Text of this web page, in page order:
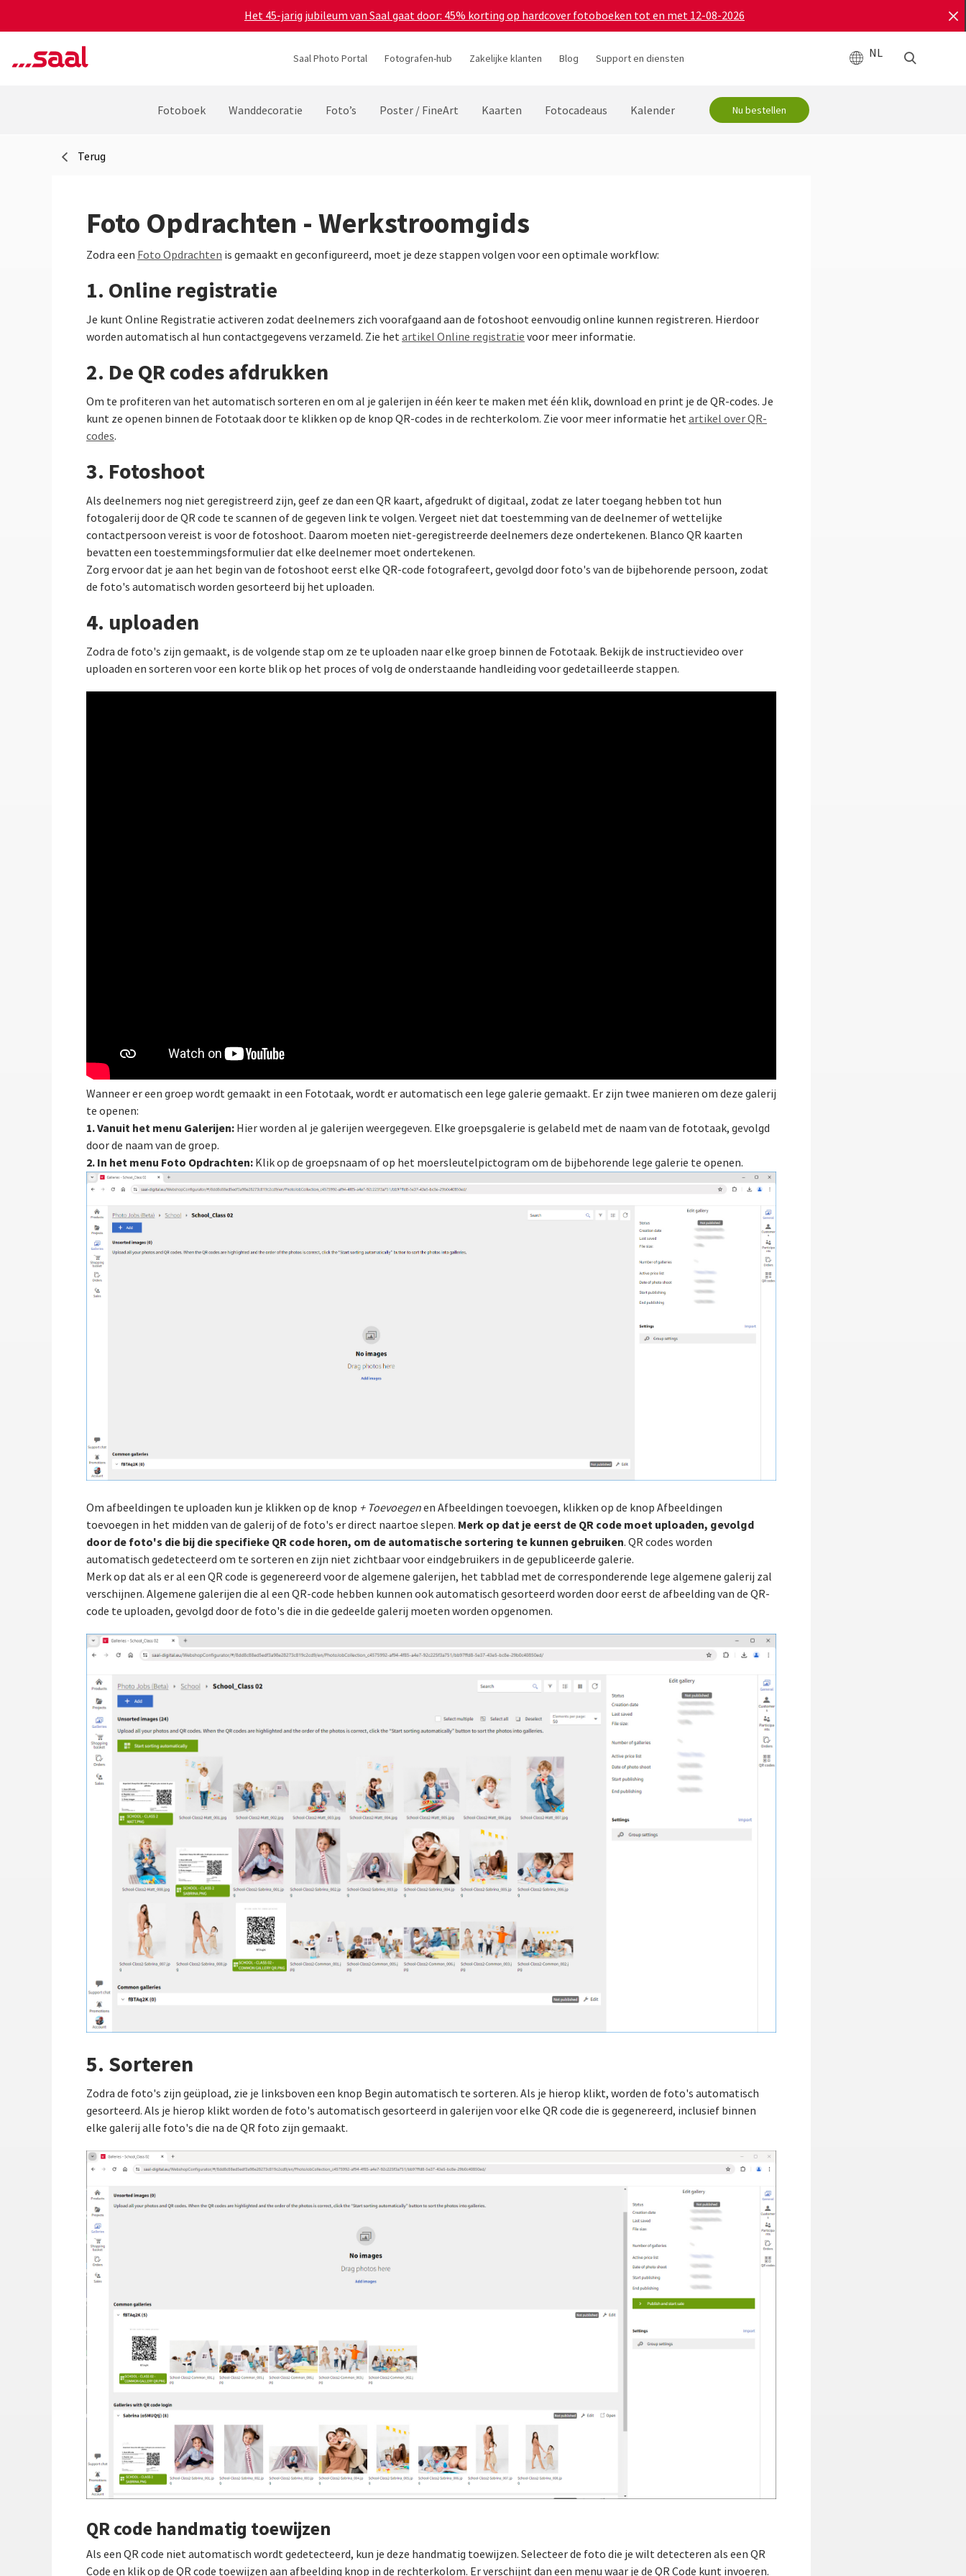
Het 45-jarig jubileum van Saal gaat door: 45% korting op hardcover fotoboeken tot en met 12-08-2026
Saal Photo Portal Fotografen-hub Zakelijke klanten Blog Support en diensten NL
Fotoboek Wanddecoratie Foto’s Poster / FineArt Kaarten Fotocadeaus Kalender Nu bestellen
Terug
Foto Opdrachten - Werkstroomgids
Zodra een Foto Opdrachten is gemaakt en geconfigureerd, moet je deze stappen volgen voor een optimale workflow:
1. Online registratie
Je kunt Online Registratie activeren zodat deelnemers zich voorafgaand aan de fotoshoot eenvoudig online kunnen registreren. Hierdoor
worden automatisch al hun contactgegevens verzameld. Zie hetartikel Online registratie voor meer informatie.
2. De QR codes afdrukken
Om te profiteren van het automatisch sorteren en om al je galerijen in één keer te maken met één klik, download en print je de QR-codes. Je
kunt ze openen binnen de Fototaak door te klikken op de knop QR-codes in de rechterkolom. Zie voor meer informatie hetartikel over QR-
codes.
3. Fotoshoot
Als deelnemers nog niet geregistreerd zijn, geef ze dan een QR kaart, afgedrukt of digitaal, zodat ze later toegang hebben tot hun
fotogalerij door de QR code te scannen of de gegeven link te volgen. Vergeet niet dat toestemming van de deelnemer of wettelijke
contactpersoon vereist is voor de fotoshoot. Daarom moeten niet-geregistreerde deelnemers deze ondertekenen. Blanco QR kaarten
bevatten een toestemmingsformulier dat elke deelnemer moet ondertekenen.
Zorg ervoor dat je aan het begin van de fotoshoot eerst elke QR-code fotografeert, gevolgd door foto's van de bijbehorende persoon, zodat
de foto's automatisch worden gesorteerd bij het uploaden.
4. uploaden
Zodra de foto's zijn gemaakt, is de volgende stap om ze te uploaden naar elke groep binnen de Fototaak. Bekijk de instructievideo over
uploaden en sorteren voor een korte blik op het proces of volg de onderstaande handleiding voor gedetailleerde stappen.
Wanneer er een groep wordt gemaakt in een Fototaak, wordt er automatisch een lege galerie gemaakt. Er zijn twee manieren om deze galerij
te openen:
1. Vanuit het menu Galerijen: Hier worden al je galerijen weergegeven. Elke groepsgalerie is gelabeld met de naam van de fototaak, gevolgd
door de naam van de groep.
2. In het menu Foto Opdrachten: Klik op de groepsnaam of op het moersleutelpictogram om de bijbehorende lege galerie te openen.
Om afbeeldingen te uploaden kun je klikken op de knop + Toevoegenen Afbeeldingen toevoegen, klikken op de knop Afbeeldingen
toevoegen in het midden van de galerij of de foto's er direct naartoe slepen. Merk op dat je eerst de QR code moet uploaden, gevolgd
door de foto's die bij die specifieke QR code horen, om de automatische sortering te kunnen gebruiken. QR codes worden
automatisch gedetecteerd om te sorteren en zijn niet zichtbaar voor eindgebruikers in de gepubliceerde galerie.
Merk op dat als er al een QR code is gegenereerd voor de algemene galerijen, het tabblad met de corresponderende lege algemene galerij zal
verschijnen. Algemene galerijen die al een QR-code hebben kunnen ook automatisch gesorteerd worden door eerst de afbeelding van de QR-
code te uploaden, gevolgd door de foto's die in die gedeelde galerij moeten worden opgenomen.
5. Sorteren
Zodra de foto's zijn geüpload, zie je linksboven een knop Begin automatisch te sorteren. Als je hierop klikt, worden de foto's automatisch
gesorteerd. Als je hierop klikt worden de foto's automatisch gesorteerd in galerijen voor elke QR code die is gegenereerd, inclusief binnen
elke galerij alle foto's die na de QR foto zijn gemaakt.
QR code handmatig toewijzen
Als een QR code niet automatisch wordt gedetecteerd, kun je deze handmatig toewijzen. Selecteer de foto die je wilt detecteren als een QR
Code en klik op de QR code toewijzen aan afbeelding knop in de rechterkolom. Er verschijnt dan een menu waar je de QR Code kunt invoeren.